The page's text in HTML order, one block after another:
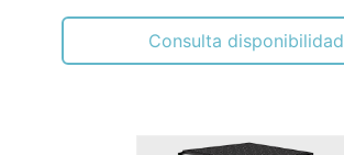
Consulta disponibilidad